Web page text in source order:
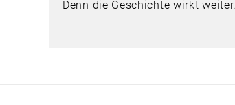
Denn die Geschichte wirkt weiter.